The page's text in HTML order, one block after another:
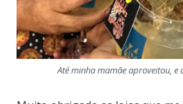
Até minha mamãe aproveitou, e